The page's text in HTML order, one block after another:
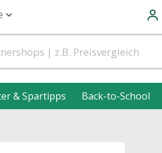
& Spartipps Back-to-School